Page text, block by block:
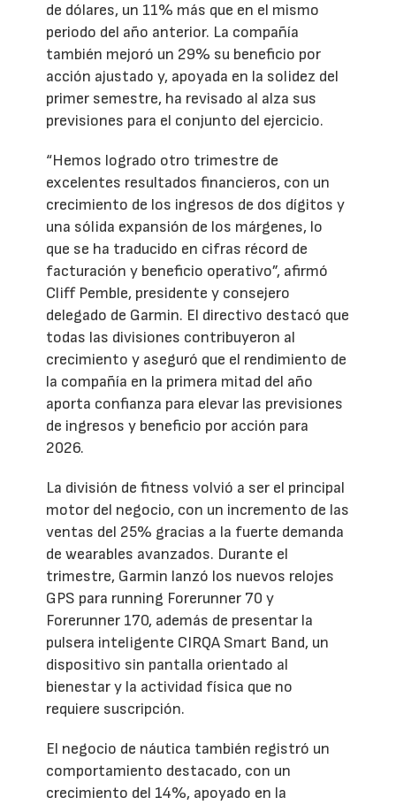
de dólares, un 11% más que en el mismo
periodo del año anterior. La compañía
también mejoró un 29% su beneficio por
acción ajustado y, apoyada en la solidez del
primer semestre, ha revisado al alza sus
previsiones para el conjunto del ejercicio.
“Hemos logrado otro trimestre de
excelentes resultados financieros, con un
crecimiento de los ingresos de dos dígitos y
una sólida expansión de los márgenes, lo
que se ha traducido en cifras récord de
facturación y beneficio operativo”, afirmó
Cliff Pemble, presidente y consejero
delegado de Garmin. El directivo destacó que
todas las divisiones contribuyeron al
crecimiento y aseguró que el rendimiento de
la compañía en la primera mitad del año
aporta confianza para elevar las previsiones
de ingresos y beneficio por acción para
2026.
La división de fitness volvió a ser el principal
motor del negocio, con un incremento de las
ventas del 25% gracias a la fuerte demanda
de wearables avanzados. Durante el
trimestre, Garmin lanzó los nuevos relojes
GPS para running Forerunner 70 y
Forerunner 170, además de presentar la
pulsera inteligente CIRQA Smart Band, un
dispositivo sin pantalla orientado al
bienestar y la actividad física que no
requiere suscripción.
El negocio de náutica también registró un
comportamiento destacado, con un
crecimiento del 14%, apoyado en la